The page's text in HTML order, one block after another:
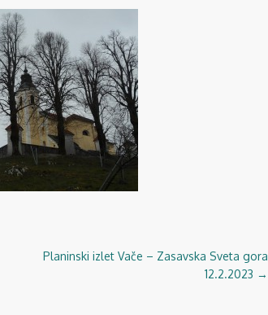
Planinski izlet Vače – Zasavska Sveta gora
12.2.2023 →